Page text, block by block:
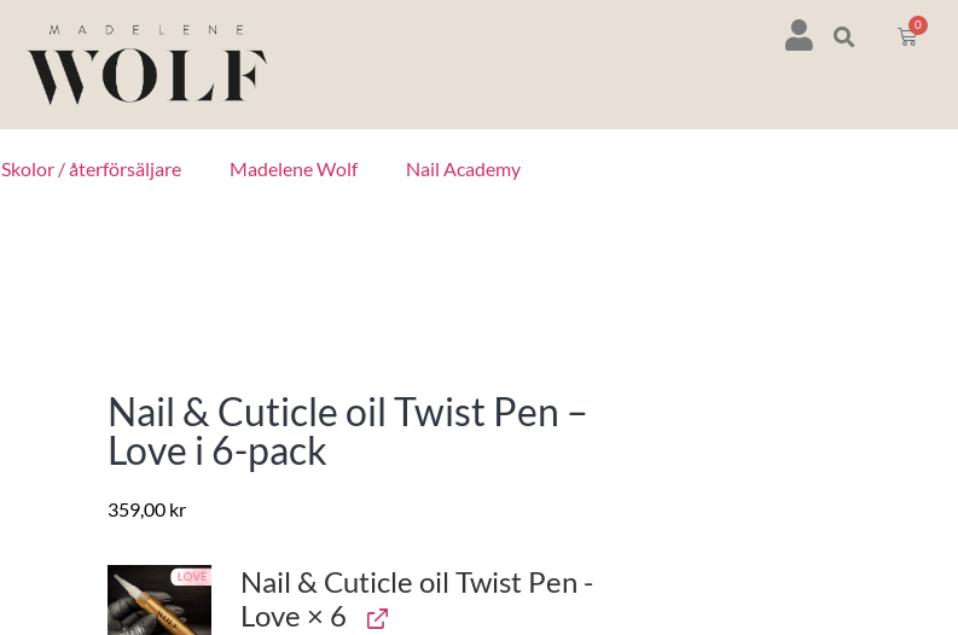
0
Skolor / återförsäljare Madelene Wolf Nail Academy
Nail & Cuticle oil Twist Pen –
Love i 6-pack
359,00 kr
Nail & Cuticle oil Twist Pen -
Love × 6